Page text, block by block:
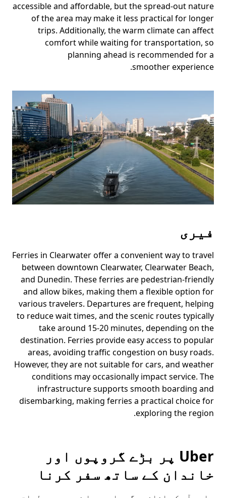
accessible and affordable, but the spread-out nature
of the area may make it less practical for longer
trips. Additionally, the warm climate can affect
comfort while waiting for transportation, so
planning ahead is recommended for a
smoother experience.
فیری
Ferries in Clearwater offer a convenient way to travel
between downtown Clearwater, Clearwater Beach,
and Dunedin. These ferries are pedestrian-friendly
and allow bikes, making them a flexible option for
various travelers. Departures are frequent, helping
to reduce wait times, and the scenic routes typically
take around 15-20 minutes, depending on the
destination. Ferries provide easy access to popular
areas, avoiding traffic congestion on busy roads.
However, they are not suitable for cars, and weather
conditions may occasionally impact service. The
infrastructure supports smooth boarding and
disembarking, making ferries a practical choice for
exploring the region.
Uber پر بڑے گروپوں اور
خاندان کے ساتھ سفر کرنا